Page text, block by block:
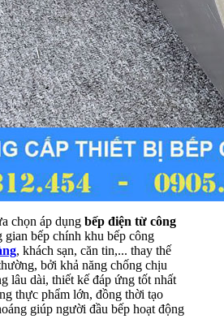
chọn áp dụng bếp điện từ công
gian bếp chính khu bếp công
, khách sạn, căn tin,... thay thế
bởi khả năng chống chịu
lâu dài, thiết kế đáp ứng tốt nhất
thực phẩm lớn, đồng thời tạo
giúp người đầu bếp hoạt động